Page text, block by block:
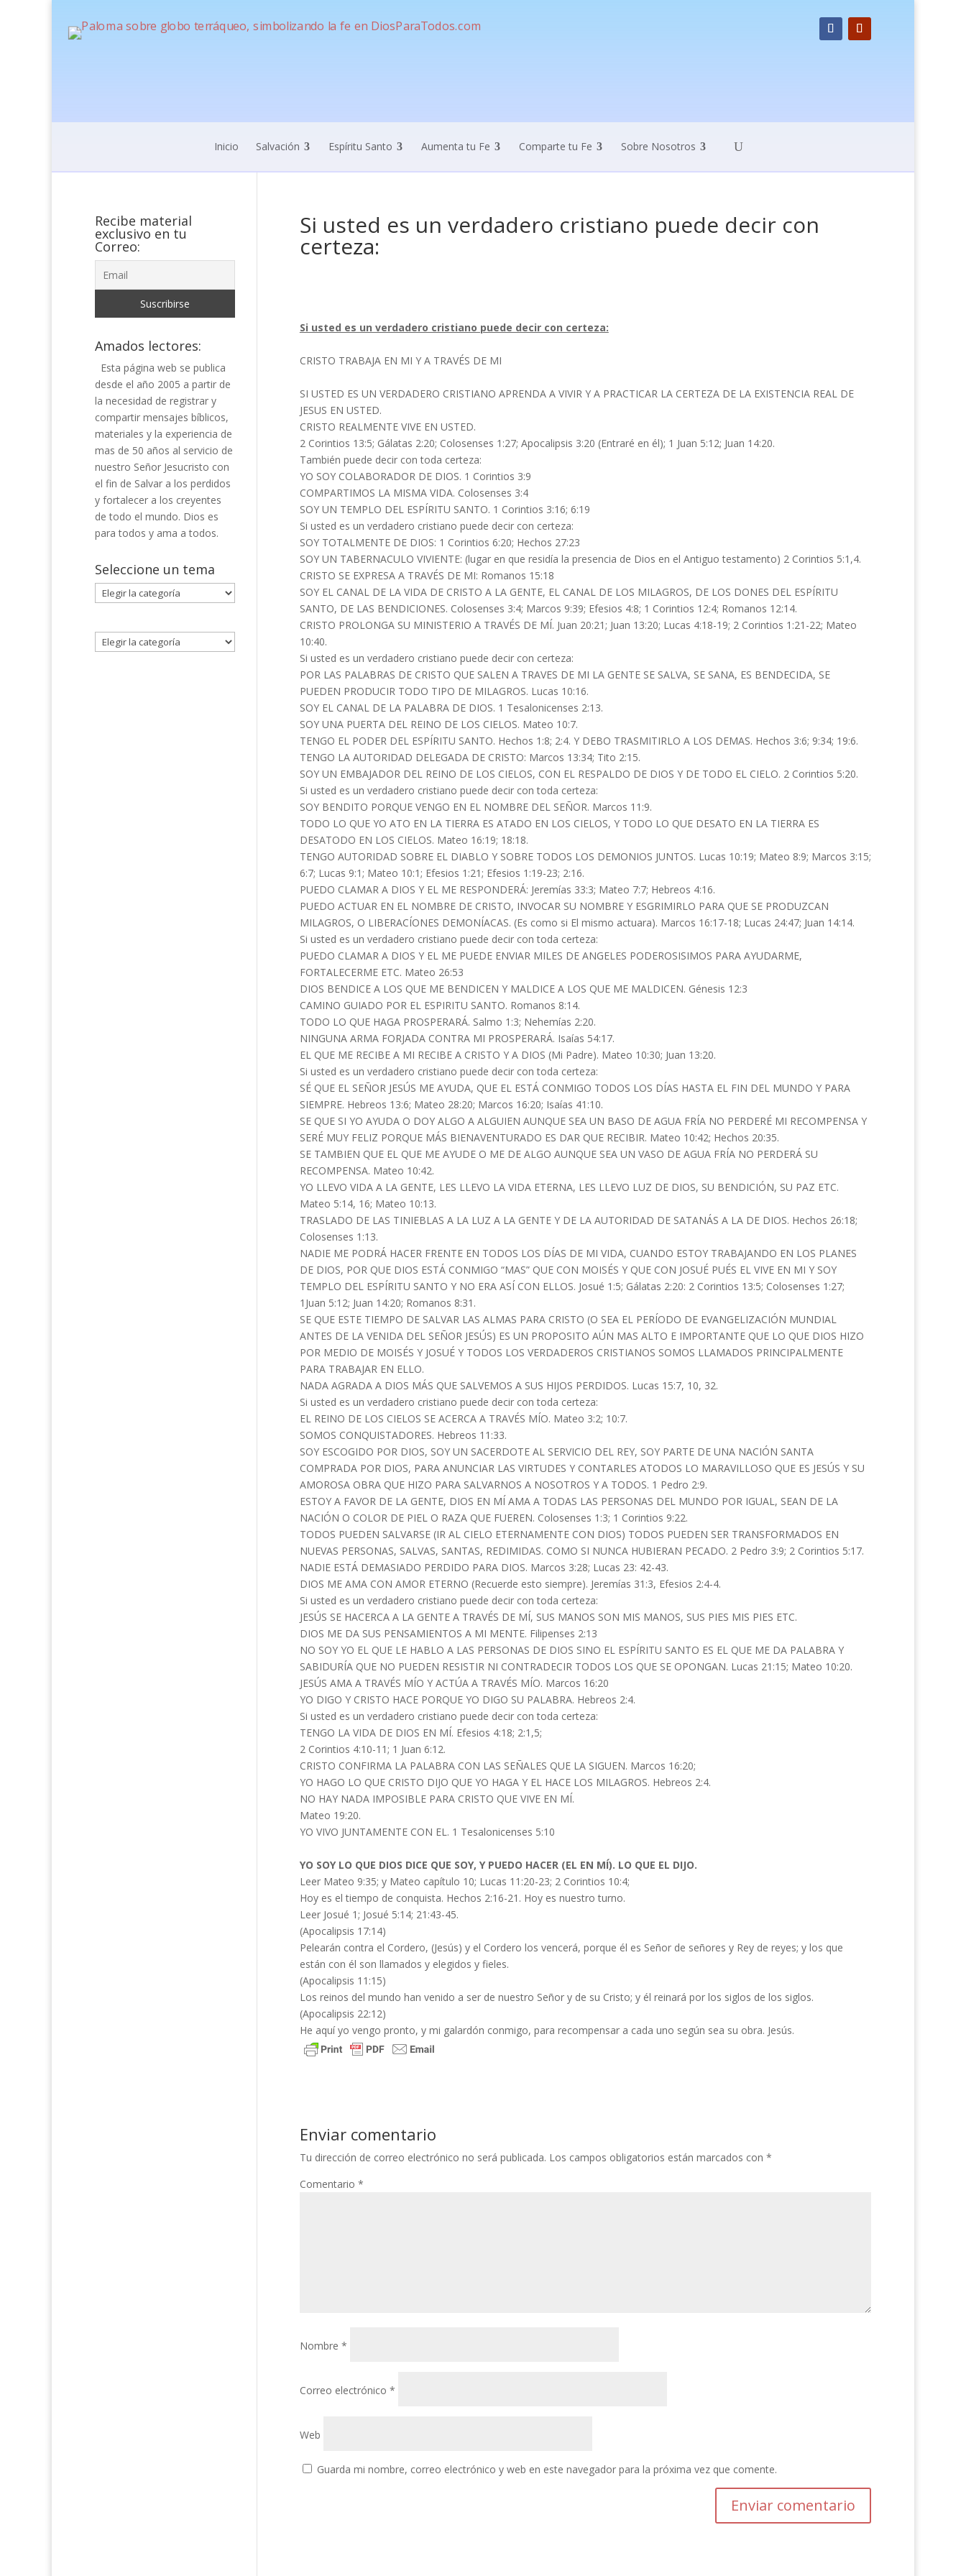
Inicio Salvación Espíritu Santo Aumenta tu Fe Comparte tu Fe Sobre Nosotros
Si usted es un verdadero cristiano puede decir con
certeza:
Si usted es un verdadero cristiano puede decir con certeza:
CRISTO TRABAJA EN MI Y A TRAVÉS DE MI
SI USTED ES UN VERDADERO CRISTIANO APRENDA A VIVIR Y A PRACTICAR LA CERTEZA DE LA EXISTENCIA REAL DE
JESUS EN USTED.
CRISTO REALMENTE VIVE EN USTED.
2 Corintios 13:5; Gálatas 2:20; Colosenses 1:27; Apocalipsis 3:20 (Entraré en él); 1 Juan 5:12; Juan 14:20.
También puede decir con toda certeza:
YO SOY COLABORADOR DE DIOS. 1 Corintios 3:9
COMPARTIMOS LA MISMA VIDA. Colosenses 3:4
SOY UN TEMPLO DEL ESPÍRITU SANTO. 1 Corintios 3:16; 6:19
Si usted es un verdadero cristiano puede decir con certeza:
SOY TOTALMENTE DE DIOS: 1 Corintios 6:20; Hechos 27:23
SOY UN TABERNACULO VIVIENTE: (lugar en que residía la presencia de Dios en el Antiguo testamento) 2 Corintios 5:1,4.
CRISTO SE EXPRESA A TRAVÉS DE MI: Romanos 15:18
SOY EL CANAL DE LA VIDA DE CRISTO A LA GENTE, EL CANAL DE LOS MILAGROS, DE LOS DONES DEL ESPÍRITU
SANTO, DE LAS BENDICIONES. Colosenses 3:4; Marcos 9:39; Efesios 4:8; 1 Corintios 12:4; Romanos 12:14.
CRISTO PROLONGA SU MINISTERIO A TRAVÉS DE MÍ. Juan 20:21; Juan 13:20; Lucas 4:18-19; 2 Corintios 1:21-22; Mateo
10:40.
Si usted es un verdadero cristiano puede decir con certeza:
POR LAS PALABRAS DE CRISTO QUE SALEN A TRAVES DE MI LA GENTE SE SALVA, SE SANA, ES BENDECIDA, SE
PUEDEN PRODUCIR TODO TIPO DE MILAGROS. Lucas 10:16.
SOY EL CANAL DE LA PALABRA DE DIOS. 1 Tesalonicenses 2:13.
SOY UNA PUERTA DEL REINO DE LOS CIELOS. Mateo 10:7.
TENGO EL PODER DEL ESPÍRITU SANTO. Hechos 1:8; 2:4. Y DEBO TRASMITIRLO A LOS DEMAS. Hechos 3:6; 9:34; 19:6.
TENGO LA AUTORIDAD DELEGADA DE CRISTO: Marcos 13:34; Tito 2:15.
SOY UN EMBAJADOR DEL REINO DE LOS CIELOS, CON EL RESPALDO DE DIOS Y DE TODO EL CIELO. 2 Corintios 5:20.
Si usted es un verdadero cristiano puede decir con toda certeza:
SOY BENDITO PORQUE VENGO EN EL NOMBRE DEL SEÑOR. Marcos 11:9.
TODO LO QUE YO ATO EN LA TIERRA ES ATADO EN LOS CIELOS, Y TODO LO QUE DESATO EN LA TIERRA ES
DESATODO EN LOS CIELOS. Mateo 16:19; 18:18.
TENGO AUTORIDAD SOBRE EL DIABLO Y SOBRE TODOS LOS DEMONIOS JUNTOS. Lucas 10:19; Mateo 8:9; Marcos 3:15;
6:7; Lucas 9:1; Mateo 10:1; Efesios 1:21; Efesios 1:19-23; 2:16.
PUEDO CLAMAR A DIOS Y EL ME RESPONDERÁ: Jeremías 33:3; Mateo 7:7; Hebreos 4:16.
PUEDO ACTUAR EN EL NOMBRE DE CRISTO, INVOCAR SU NOMBRE Y ESGRIMIRLO PARA QUE SE PRODUZCAN
MILAGROS, O LIBERACÍONES DEMONÍACAS. (Es como si El mismo actuara). Marcos 16:17-18; Lucas 24:47; Juan 14:14.
Si usted es un verdadero cristiano puede decir con toda certeza:
PUEDO CLAMAR A DIOS Y EL ME PUEDE ENVIAR MILES DE ANGELES PODEROSISIMOS PARA AYUDARME,
FORTALECERME ETC. Mateo 26:53
DIOS BENDICE A LOS QUE ME BENDICEN Y MALDICE A LOS QUE ME MALDICEN. Génesis 12:3
CAMINO GUIADO POR EL ESPIRITU SANTO. Romanos 8:14.
TODO LO QUE HAGA PROSPERARÁ. Salmo 1:3; Nehemías 2:20.
NINGUNA ARMA FORJADA CONTRA MI PROSPERARÁ. Isaías 54:17.
EL QUE ME RECIBE A MI RECIBE A CRISTO Y A DIOS (Mi Padre). Mateo 10:30; Juan 13:20.
Si usted es un verdadero cristiano puede decir con toda certeza:
SÉ QUE EL SEÑOR JESÚS ME AYUDA, QUE EL ESTÁ CONMIGO TODOS LOS DÍAS HASTA EL FIN DEL MUNDO Y PARA
SIEMPRE. Hebreos 13:6; Mateo 28:20; Marcos 16:20; Isaías 41:10.
SE QUE SI YO AYUDA O DOY ALGO A ALGUIEN AUNQUE SEA UN BASO DE AGUA FRÍA NO PERDERÉ MI RECOMPENSA Y
SERÉ MUY FELIZ PORQUE MÁS BIENAVENTURADO ES DAR QUE RECIBIR. Mateo 10:42; Hechos 20:35.
SE TAMBIEN QUE EL QUE ME AYUDE O ME DE ALGO AUNQUE SEA UN VASO DE AGUA FRÍA NO PERDERÁ SU
RECOMPENSA. Mateo 10:42.
YO LLEVO VIDA A LA GENTE, LES LLEVO LA VIDA ETERNA, LES LLEVO LUZ DE DIOS, SU BENDICIÓN, SU PAZ ETC.
Mateo 5:14, 16; Mateo 10:13.
TRASLADO DE LAS TINIEBLAS A LA LUZ A LA GENTE Y DE LA AUTORIDAD DE SATANÁS A LA DE DIOS. Hechos 26:18;
Colosenses 1:13.
NADIE ME PODRÁ HACER FRENTE EN TODOS LOS DÍAS DE MI VIDA, CUANDO ESTOY TRABAJANDO EN LOS PLANES
DE DIOS, POR QUE DIOS ESTÁ CONMIGO “MAS” QUE CON MOISÉS Y QUE CON JOSUÉ PUÉS EL VIVE EN MI Y SOY
TEMPLO DEL ESPÍRITU SANTO Y NO ERA ASÍ CON ELLOS. Josué 1:5; Gálatas 2:20: 2 Corintios 13:5; Colosenses 1:27;
1Juan 5:12; Juan 14:20; Romanos 8:31.
SE QUE ESTE TIEMPO DE SALVAR LAS ALMAS PARA CRISTO (O SEA EL PERÍODO DE EVANGELIZACIÓN MUNDIAL
ANTES DE LA VENIDA DEL SEÑOR JESÚS) ES UN PROPOSITO AÚN MAS ALTO E IMPORTANTE QUE LO QUE DIOS HIZO
POR MEDIO DE MOISÉS Y JOSUÉ Y TODOS LOS VERDADEROS CRISTIANOS SOMOS LLAMADOS PRINCIPALMENTE
PARA TRABAJAR EN ELLO.
NADA AGRADA A DIOS MÁS QUE SALVEMOS A SUS HIJOS PERDIDOS. Lucas 15:7, 10, 32.
Si usted es un verdadero cristiano puede decir con toda certeza:
EL REINO DE LOS CIELOS SE ACERCA A TRAVÉS MÍO. Mateo 3:2; 10:7.
SOMOS CONQUISTADORES. Hebreos 11:33.
SOY ESCOGIDO POR DIOS, SOY UN SACERDOTE AL SERVICIO DEL REY, SOY PARTE DE UNA NACIÓN SANTA
COMPRADA POR DIOS, PARA ANUNCIAR LAS VIRTUDES Y CONTARLES ATODOS LO MARAVILLOSO QUE ES JESÚS Y SU
AMOROSA OBRA QUE HIZO PARA SALVARNOS A NOSOTROS Y A TODOS. 1 Pedro 2:9.
ESTOY A FAVOR DE LA GENTE, DIOS EN MÍ AMA A TODAS LAS PERSONAS DEL MUNDO POR IGUAL, SEAN DE LA
NACIÓN O COLOR DE PIEL O RAZA QUE FUEREN. Colosenses 1:3; 1 Corintios 9:22.
TODOS PUEDEN SALVARSE (IR AL CIELO ETERNAMENTE CON DIOS) TODOS PUEDEN SER TRANSFORMADOS EN
NUEVAS PERSONAS, SALVAS, SANTAS, REDIMIDAS. COMO SI NUNCA HUBIERAN PECADO. 2 Pedro 3:9; 2 Corintios 5:17.
NADIE ESTÁ DEMASIADO PERDIDO PARA DIOS. Marcos 3:28; Lucas 23: 42-43.
DIOS ME AMA CON AMOR ETERNO (Recuerde esto siempre). Jeremías 31:3, Efesios 2:4-4.
Si usted es un verdadero cristiano puede decir con toda certeza:
JESÚS SE HACERCA A LA GENTE A TRAVÉS DE MÍ, SUS MANOS SON MIS MANOS, SUS PIES MIS PIES ETC.
DIOS ME DA SUS PENSAMIENTOS A MI MENTE. Filipenses 2:13
NO SOY YO EL QUE LE HABLO A LAS PERSONAS DE DIOS SINO EL ESPÍRITU SANTO ES EL QUE ME DA PALABRA Y
SABIDURÍA QUE NO PUEDEN RESISTIR NI CONTRADECIR TODOS LOS QUE SE OPONGAN. Lucas 21:15; Mateo 10:20.
JESÚS AMA A TRAVÉS MÍO Y ACTÚA A TRAVÉS MÍO. Marcos 16:20
YO DIGO Y CRISTO HACE PORQUE YO DIGO SU PALABRA. Hebreos 2:4.
Si usted es un verdadero cristiano puede decir con toda certeza:
TENGO LA VIDA DE DIOS EN MÍ. Efesios 4:18; 2:1,5;
2 Corintios 4:10-11; 1 Juan 6:12.
CRISTO CONFIRMA LA PALABRA CON LAS SEÑALES QUE LA SIGUEN. Marcos 16:20;
YO HAGO LO QUE CRISTO DIJO QUE YO HAGA Y EL HACE LOS MILAGROS. Hebreos 2:4.
NO HAY NADA IMPOSIBLE PARA CRISTO QUE VIVE EN MÍ.
Mateo 19:20.
YO VIVO JUNTAMENTE CON EL. 1 Tesalonicenses 5:10
YO SOY LO QUE DIOS DICE QUE SOY, Y PUEDO HACER (EL EN MÍ). LO QUE EL DIJO.
Leer Mateo 9:35; y Mateo capítulo 10; Lucas 11:20-23; 2 Corintios 10:4;
Hoy es el tiempo de conquista. Hechos 2:16-21. Hoy es nuestro turno.
Leer Josué 1; Josué 5:14; 21:43-45.
(Apocalipsis 17:14)
Pelearán contra el Cordero, (Jesús) y el Cordero los vencerá, porque él es Señor de señores y Rey de reyes; y los que
están con él son llamados y elegidos y fieles.
(Apocalipsis 11:15)
Los reinos del mundo han venido a ser de nuestro Señor y de su Cristo; y él reinará por los siglos de los siglos.
(Apocalipsis 22:12)
He aquí yo vengo pronto, y mi galardón conmigo, para recompensar a cada uno según sea su obra. Jesús.
Enviar comentario
Tu dirección de correo electrónico no será publicada. Los campos obligatorios están marcados con *
Comentario *
Nombre *
Correo electrónico *
Web
Guarda mi nombre, correo electrónico y web en este navegador para la próxima vez que comente.
Recibe material
exclusivo en tu
Correo:
Amados lectores:
Esta página web se publica
desde el año 2005 a partir de
la necesidad de registrar y
compartir mensajes bíblicos,
materiales y la experiencia de
mas de 50 años al servicio de
nuestro Señor Jesucristo con
el fin de Salvar a los perdidos
y fortalecer a los creyentes
de todo el mundo. Dios es
para todos y ama a todos.
Seleccione un tema
Seleccione
un